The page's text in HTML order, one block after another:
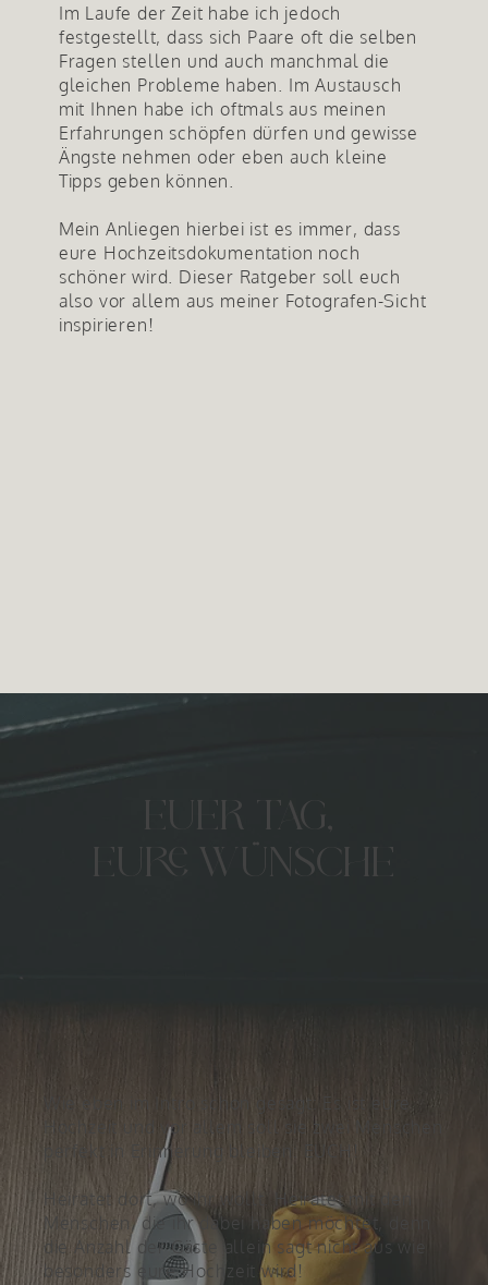
Im Laufe der Zeit habe ich jedoch
festgestellt, dass sich Paare oft die selben
Fragen stellen und auch manchmal die
gleichen Probleme haben. Im Austausch
mit Ihnen habe ich oftmals aus meinen
Erfahrungen schöpfen dürfen und gewisse
Ängste nehmen oder eben auch kleine
Tipps geben können.
Mein Anliegen hierbei ist es immer, dass
eure Hochzeitsdokumentation noch
schöner wird. Dieser Ratgeber soll euch
also vor allem aus meiner Fotografen-Sicht
inspirieren!
EUER TAG,
EURE WÜNSCHE
Wie eben im Intro schon gesagt: Es ist eure
Hochzeit und vor allem soll sie zwei Menschen
perfekt in Erinnerung bleiben: EUCH!
Heiratet dort, wo ihr wollt. Heiratet mit den
Menschen, die ihr dabei haben möchtet, denn
die Anzahl der Gäste allein sagt nicht aus wie
besonders eure Hochzeit wird!